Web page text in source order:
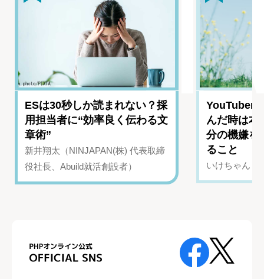
ESは30秒しか読まれない？採
用担当者に“効率良く伝わる文
章術”
新井翔太（NINJAPAN(株) 代表取締
役社長、Abuild就活創設者）
YouTuber
んだ時は
分の機嫌を
ること
いけちゃん（